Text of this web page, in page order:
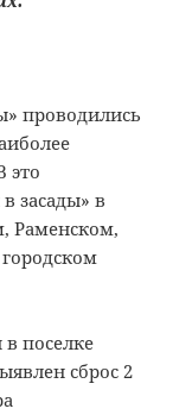
проводились
это
засады» в
Раменском,
поселке
сброс 2